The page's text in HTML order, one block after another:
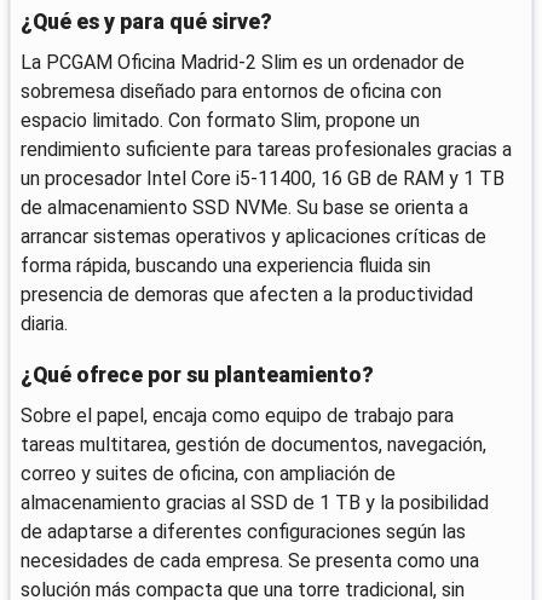
¿Qué es y para qué sirve?
La PCGAM Oficina Madrid-2 Slim es un ordenador de
sobremesa diseñado para entornos de oficina con
espacio limitado. Con formato Slim, propone un
rendimiento suficiente para tareas profesionales gracias a
un procesador Intel Core i5-11400, 16 GB de RAM y 1 TB
de almacenamiento SSD NVMe. Su base se orienta a
arrancar sistemas operativos y aplicaciones críticas de
forma rápida, buscando una experiencia fluida sin
presencia de demoras que afecten a la productividad
diaria.
¿Qué ofrece por su planteamiento?
Sobre el papel, encaja como equipo de trabajo para
tareas multitarea, gestión de documentos, navegación,
correo y suites de oficina, con ampliación de
almacenamiento gracias al SSD de 1 TB y la posibilidad
de adaptarse a diferentes configuraciones según las
necesidades de cada empresa. Se presenta como una
solución más compacta que una torre tradicional, sin